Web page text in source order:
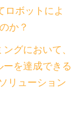
ロボットによ
か？
グにおいて、
を達成できる
リューション